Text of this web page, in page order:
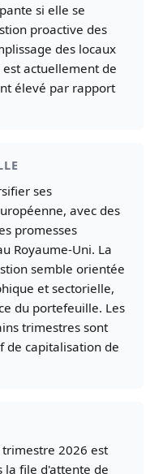
si elle se
proactive des
des locaux
actuellement de
élevé par rapport
ses
avec des
promesses
Royaume-Uni. La
semble orientée
et sectorielle,
du portefeuille. Les
trimestres sont
de capitalisation de
2026 est
la file d'attente de